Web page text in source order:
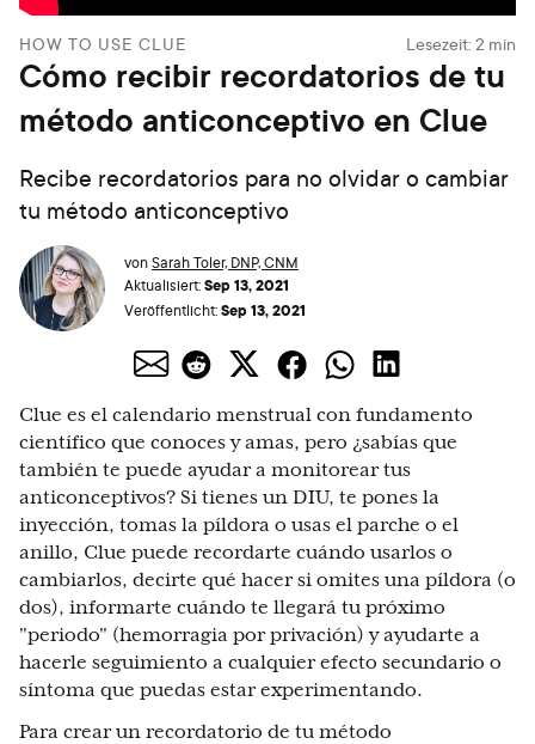
HOW TO USE CLUE Lesezeit: 2 min
Cómo recibir recordatorios de tu
método anticonceptivo en Clue
Recibe recordatorios para no olvidar o cambiar
tu método anticonceptivo
vonSarah Toler, DNP, CNM
Aktualisiert:Sep 13, 2021
Veröffentlicht:Sep 13, 2021
Clue es el calendario menstrual con fundamento
científico que conoces y amas, pero ¿sabías que
también te puede ayudar a monitorear tus
anticonceptivos? Si tienes un DIU, te pones la
inyección, tomas la píldora o usas el parche o el
anillo, Clue puede recordarte cuándo usarlos o
cambiarlos, decirte qué hacer si omites una píldora (o
dos), informarte cuándo te llegará tu próximo
"periodo" (hemorragia por privación) y ayudarte a
hacerle seguimiento a cualquier efecto secundario o
síntoma que puedas estar experimentando.
Para crear un recordatorio de tu método